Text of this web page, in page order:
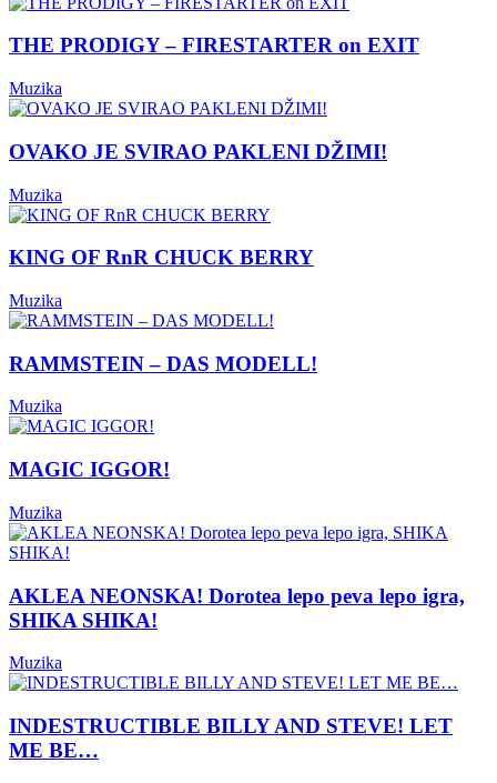
THE PRODIGY – FIRESTARTER on EXIT
Muzika
OVAKO JE SVIRAO PAKLENI DŽIMI!
Muzika
KING OF RnR CHUCK BERRY
Muzika
RAMMSTEIN – DAS MODELL!
Muzika
MAGIC IGGOR!
Muzika
AKLEA NEONSKA! Dorotea lepo peva lepo igra,
SHIKA SHIKA!
Muzika
INDESTRUCTIBLE BILLY AND STEVE! LET
ME BE…